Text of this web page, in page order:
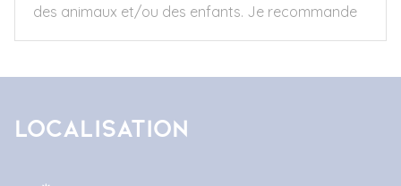
des animaux et/ou des enfants. Je recommande
Localisation